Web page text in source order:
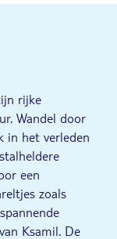
rijke
Wandel door
in het verleden
een
zoals
Ksamil. De